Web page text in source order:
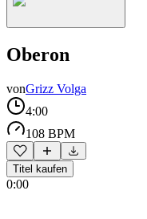
Oberon
vonGrizz Volga
4:00
108 BPM
Titel kaufen
0:00